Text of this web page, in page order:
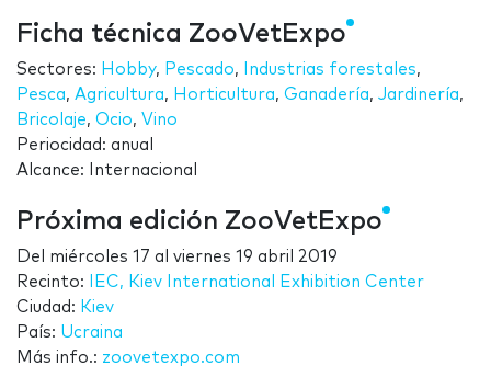
Ficha técnica ZooVetExpo
Sectores: Hobby, Pescado, Industrias forestales,
Pesca, Agricultura, Horticultura, Ganadería, Jardinería,
Bricolaje, Ocio, Vino
Periocidad: anual
Alcance: Internacional
Próxima edición ZooVetExpo
Del miércoles 17 al viernes 19 abril 2019
Recinto:
IEC, Kiev International Exhibition Center
Ciudad: Kiev
País: Ucraina
Más info.: zoovetexpo.com